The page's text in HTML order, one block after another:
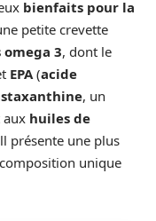
bienfaits pour la
petite crevette
omega 3, dont le
EPA(acide
, un
aux huiles de
présente une plus
unique